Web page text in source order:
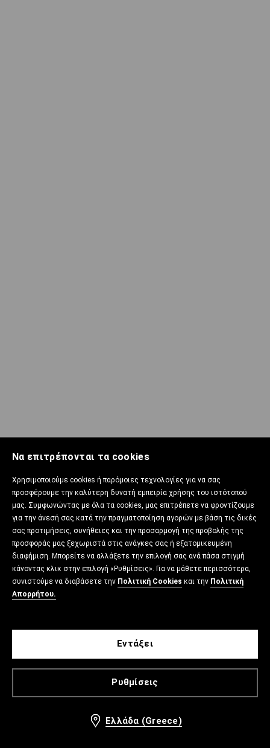
Να επιτρέπονται τα cookies
Χρησιμοποιούμε cookies ή παρόμοιες τεχνολογίες για να σας
προσφέρουμε την καλύτερη δυνατή εμπειρία χρήσης του ιστότοπού
μας. Συμφωνώντας με όλα τα cookies, μας επιτρέπετε να φροντίζουμε
για την άνεσή σας κατά την πραγματοποίηση αγορών με βάση τις δικές
σας προτιμήσεις, συνήθειες και την προσαρμογή της προβολής της
προσφοράς μας ξεχωριστά στις ανάγκες σας ή εξατομικευμένη
διαφήμιση. Μπορείτε να αλλάξετε την επιλογή σας ανά πάσα στιγμή
κάνοντας κλικ στην επιλογή «Ρυθμίσεις». Για να μάθετε περισσότερα,
συνιστούμε να διαβάσετε την Πολιτική Cookies και την Πολιτική
Απορρήτου.
Ρυθμίσεις
Εντάξει
Ελλάδα (Greece)